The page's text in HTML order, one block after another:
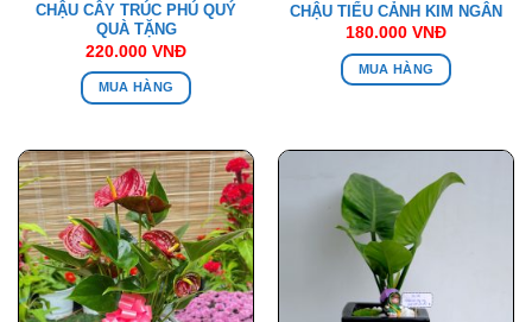
CHẬU CÂY TRÚC PHÚ QUÝ
QUÀ TẶNG
220.000 VNĐ
MUA HÀNG
CHẬU TIỂU CẢNH KIM NGÂN
180.000 VNĐ
MUA HÀNG